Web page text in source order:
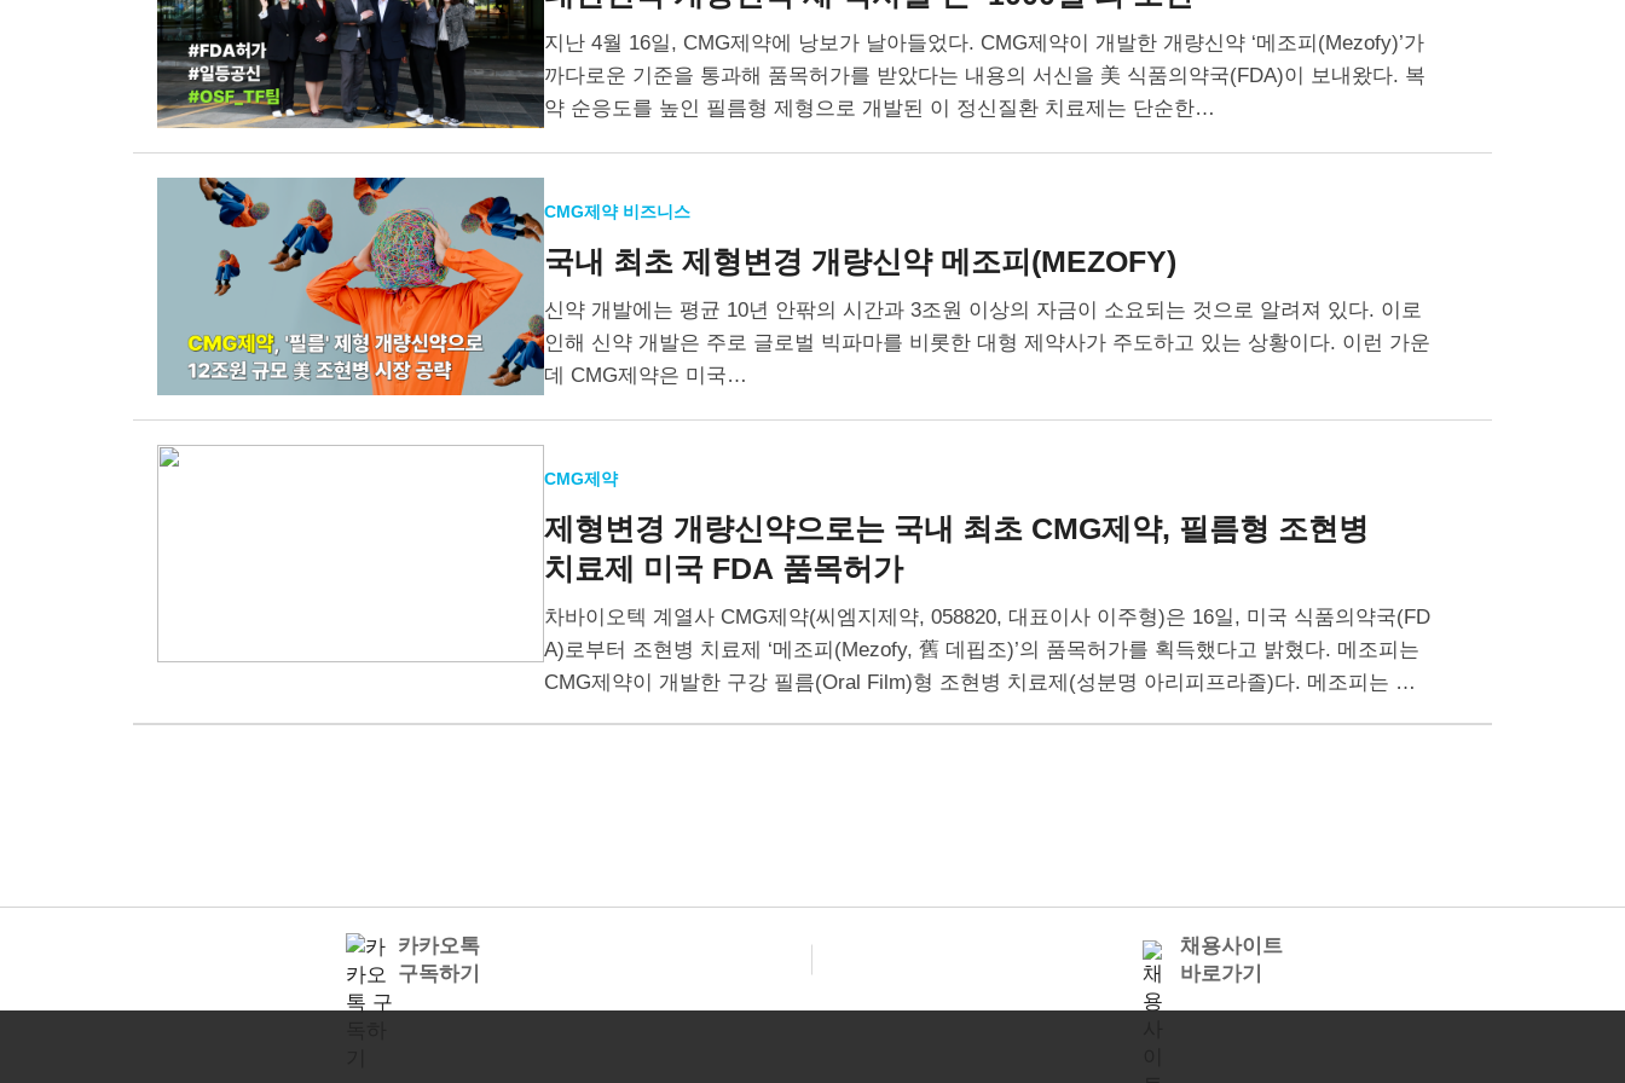
지난 4월 16일, CMG제약에 낭보가 날아들었다. CMG제약이 개발한 개량신약 ‘메조피(Mezofy)’가
까다로운 기준을 통과해 품목허가를 받았다는 내용의 서신을 美 식품의약국(FDA)이 보내왔다. 복
약 순응도를 높인 필름형 제형으로 개발된 이 정신질환 치료제는 단순한…
CMG제약 비즈니스
국내 최초 제형변경 개량신약 메조피(MEZOFY)
신약 개발에는 평균 10년 안팎의 시간과 3조원 이상의 자금이 소요되는 것으로 알려져 있다. 이로
인해 신약 개발은 주로 글로벌 빅파마를 비롯한 대형 제약사가 주도하고 있는 상황이다. 이런 가운
데 CMG제약은 미국…
CMG제약
제형변경 개량신약으로는 국내 최초 CMG제약, 필름형 조현병
치료제 미국 FDA 품목허가
차바이오텍 계열사 CMG제약(씨엠지제약, 058820, 대표이사 이주형)은 16일, 미국 식품의약국(FD
A)로부터 조현병 치료제 ‘메조피(Mezofy, 舊 데핍조)’의 품목허가를 획득했다고 밝혔다. 메조피는
CMG제약이 개발한 구강 필름(Oral Film)형 조현병 치료제(성분명 아리피프라졸)다. 메조피는 국
카카오톡
구독하기
채용사이트
바로가기